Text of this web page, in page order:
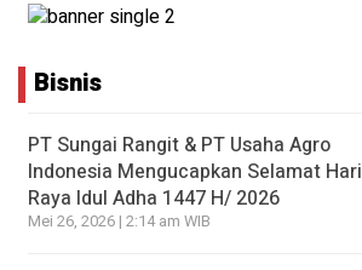
Bisnis
PT Sungai Rangit & PT Usaha Agro
Indonesia Mengucapkan Selamat Hari
Raya Idul Adha 1447 H/ 2026
Mei 26, 2026 | 2:14 am WIB